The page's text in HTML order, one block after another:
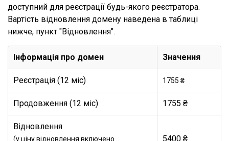
доступний для реєстрації будь-якого реєстратора.
Вартість відновлення домену наведена в таблиці
нижче, пункт "Відновлення".
Інформація про домен Значення
Реєстрація (12 міс) 1755 ₴
Продовження (12 міс) 1755 ₴
Відновлення
(у ціну відновлення включено 5400 ₴